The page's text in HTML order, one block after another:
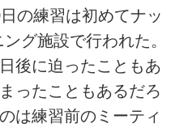
の練習は初めてナッ
グ施設で行われた。
後に迫ったこともあ
ったこともあるだろ
は練習前のミーティ